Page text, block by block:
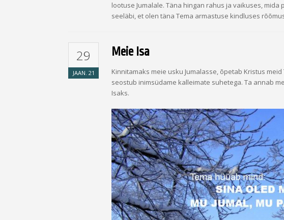
lootuse Jumalale. Täna hingan rahus ja vaikuses, mida
seeläbi, et olen täna Tema armastuse kindluses
29
JAAN. 21
Meie Isa
Kinnitamaks meie usku Jumalasse, õpetab Kristus
seostub inimsüdame kalleimate suhetega. Ta annab
Isaks.